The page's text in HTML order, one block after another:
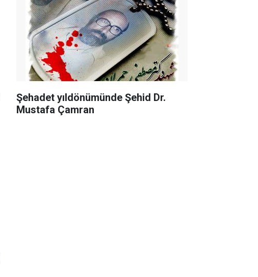
Şehadet yıldönümünde Şehid Dr.
Mustafa Çamran